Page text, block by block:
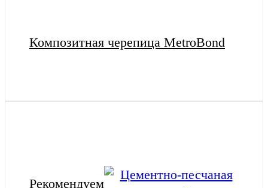
Композитная черепица MetroBond
Рекомендуем